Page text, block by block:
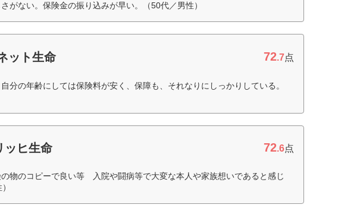
がない。保険金の振り込みが早い。（50代／男性）
ット生命 72.7点
分の年齢にしては保険料が安く、保障も、それなりにしっかりしている。
ッヒ生命 72.6点
物のコピーで良い等 入院や闘病等で大変な本人や家族想いであると感じ